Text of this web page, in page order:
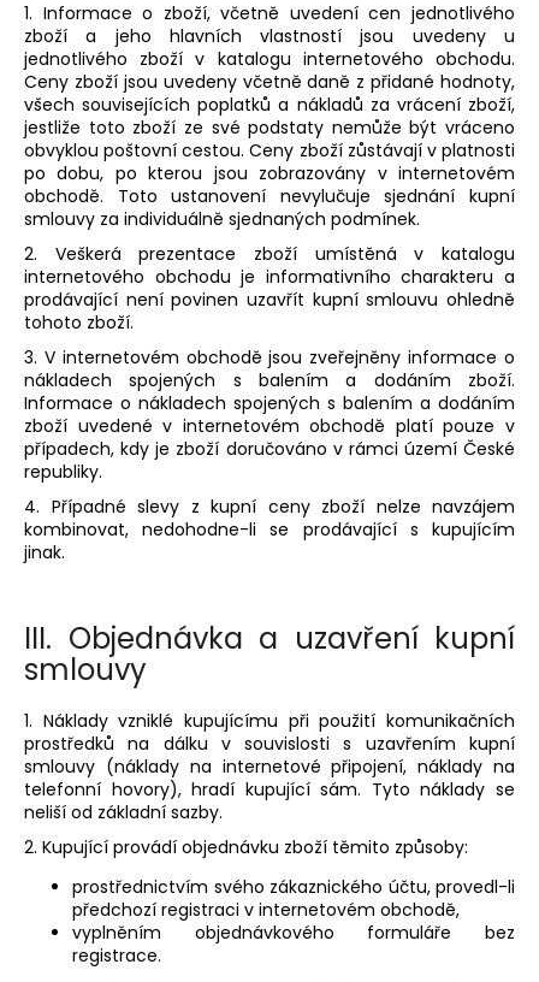
1. Informace o zboží, včetně uvedení cen jednotlivého
zboží a jeho hlavních vlastností jsou uvedeny u
jednotlivého zboží v katalogu internetového obchodu.
Ceny zboží jsou uvedeny včetně daně z přidané hodnoty,
všech souvisejících poplatků a nákladů za vrácení zboží,
jestliže toto zboží ze své podstaty nemůže být vráceno
obvyklou poštovní cestou. Ceny zboží zůstávají v platnosti
po dobu, po kterou jsou zobrazovány v internetovém
obchodě. Toto ustanovení nevylučuje sjednání kupní
smlouvy za individuálně sjednaných podmínek.
2. Veškerá prezentace zboží umístěná v katalogu
internetového obchodu je informativního charakteru a
prodávající není povinen uzavřít kupní smlouvu ohledně
tohoto zboží.
3. V internetovém obchodě jsou zveřejněny informace o
nákladech spojených s balením a dodáním zboží.
Informace o nákladech spojených s balením a dodáním
zboží uvedené v internetovém obchodě platí pouze v
případech, kdy je zboží doručováno v rámci území České
republiky.
4. Případné slevy z kupní ceny zboží nelze navzájem
kombinovat, nedohodne-li se prodávající s kupujícím
jinak.
III. Objednávka a uzavření kupní
smlouvy
1. Náklady vzniklé kupujícímu při použití komunikačních
prostředků na dálku v souvislosti s uzavřením kupní
smlouvy (náklady na internetové připojení, náklady na
telefonní hovory), hradí kupující sám. Tyto náklady se
neliší od základní sazby.
2. Kupující provádí objednávku zboží těmito způsoby:
prostřednictvím svého zákaznického účtu, provedl-li
předchozí registraci v internetovém obchodě,
vyplněním objednávkového formuláře bez
registrace.